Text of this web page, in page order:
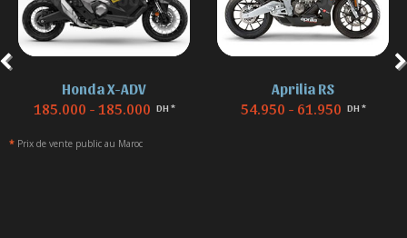
Honda X-ADV
185.000 - 185.000 DH *
Aprilia RS
54.950 - 61.950 DH *
* Prix de vente public au Maroc